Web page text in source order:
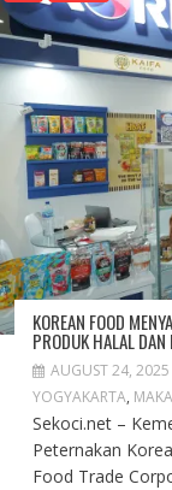
KOREAN FOOD
PRODUK HALAL DAN
AUGUST 24, 2025
YOGYAKARTA,
Sekoci.net –
Peternakan
Food Trade